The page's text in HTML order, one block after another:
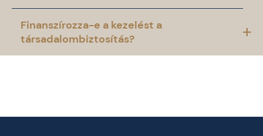
Finanszírozza-e a kezelést a
társadalombiztosítás?